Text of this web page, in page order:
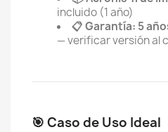
incluido (1 año)
📋 Garantía: 5
— verificar versión al
🎯 Caso de Uso Ideal